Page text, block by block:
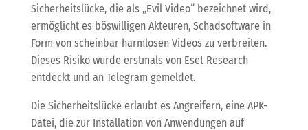
Sicherheitslücke, die als „Evil Video“ bezeichnet wird,
ermöglicht es böswilligen Akteuren, Schadsoftware in
Form von scheinbar harmlosen Videos zu verbreiten.
Dieses Risiko wurde erstmals von Eset Research
entdeckt und an Telegram gemeldet.
Die Sicherheitslücke erlaubt es Angreifern, eine APK-
Datei, die zur Installation von Anwendungen auf